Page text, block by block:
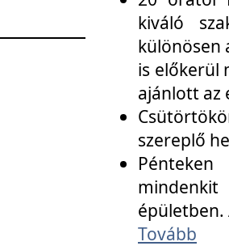
kiváló
különösen
is előkerül
ajánlott az
szereplő
épületben.
Tovább